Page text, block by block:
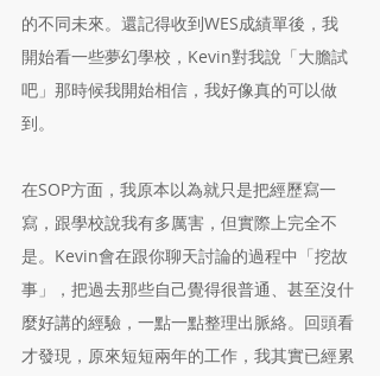
的不同未來。還記得收到WES成績單後，我
開始看一些夢幻學校，Kevin對我說「大膽試
吧」那時候我開始相信，我好像真的可以做
到。
在SOP方面，我原本以為就只是把經歷寫一
寫，跟學校說我有多厲害，但實際上完全不
是。Kevin會在跟你聊天討論的過程中「挖故
事」，把過去那些自己覺得很普通、甚至沒什
麼好講的經驗，一點一點整理出脈絡。回頭看
才發現，原來短短兩年的工作，我其實已經累